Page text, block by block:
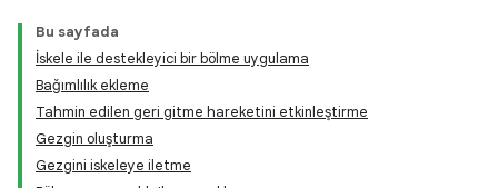
Bu sayfada
İskele ile destekleyici bir bölme uygulama
Bağımlılık ekleme
Tahmin edilen geri gitme hareketini etkinleştirme
Gezgin oluşturma
Gezgini iskeleye iletme